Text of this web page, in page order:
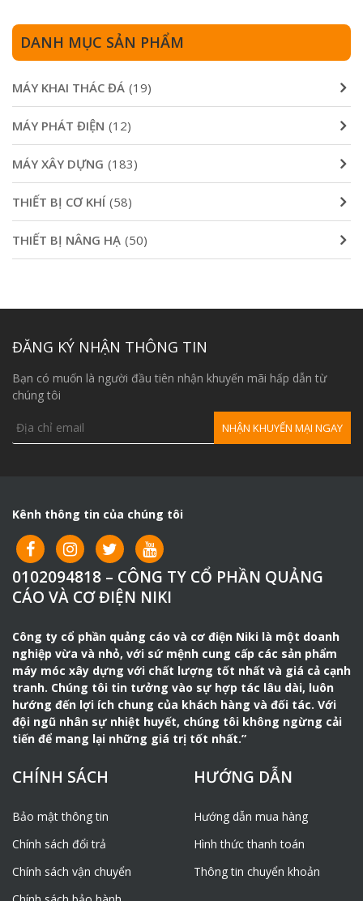
60,000₫.
DANH MỤC SẢN PHẨM
MÁY KHAI THÁC ĐÁ (19)
MÁY PHÁT ĐIỆN (12)
MÁY XÂY DỰNG (183)
THIẾT BỊ CƠ KHÍ (58)
THIẾT BỊ NÂNG HẠ (50)
ĐĂNG KÝ NHẬN THÔNG TIN
Bạn có muốn là người đầu tiên nhận khuyến mãi hấp dẫn từ
chúng tôi
Kênh thông tin của chúng tôi
0102094818 – CÔNG TY CỔ PHẦN QUẢNG
CÁO VÀ CƠ ĐIỆN NIKI
Công ty cổ phần quảng cáo và cơ điện Niki là một doanh
nghiệp vừa và nhỏ, với sứ mệnh cung cấp các sản phẩm
máy móc xây dựng với chất lượng tốt nhất và giá cả cạnh
tranh. Chúng tôi tin tưởng vào sự hợp tác lâu dài, luôn
hướng đến lợi ích chung của khách hàng và đối tác. Với
đội ngũ nhân sự nhiệt huyết, chúng tôi không ngừng cải
tiến để mang lại những giá trị tốt nhất.”
CHÍNH SÁCH
Bảo mật thông tin
Chính sách đổi trả
Chính sách vận chuyển
HƯỚNG DẪN
Hướng dẫn mua hàng
Hình thức thanh toán
Thông tin chuyển khoản